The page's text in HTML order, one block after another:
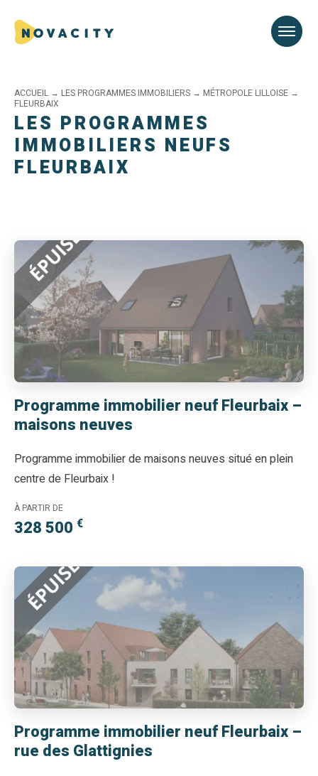
ACCUEIL → LES PROGRAMMES IMMOBILIERS → MÉTROPOLE LILLOISE →
FLEURBAIX
LES PROGRAMMES
IMMOBILIERS NEUFS
FLEURBAIX
Programme immobilier neuf Fleurbaix –
maisons neuves
Programme immobilier de maisons neuves situé en plein
centre de Fleurbaix !
À PARTIR DE
328 500 €
Programme immobilier neuf Fleurbaix –
rue des Glattignies